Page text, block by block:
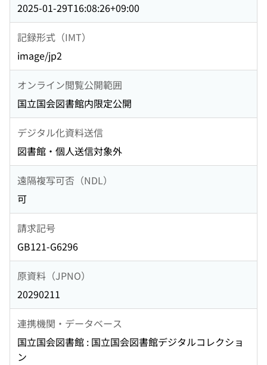
2025-01-29T16:08:26+09:00
記録形式（IMT）
image/jp2
オンライン閲覧公開範囲
国立国会図書館内限定公開
デジタル化資料送信
図書館・個人送信対象外
遠隔複写可否（NDL）
可
請求記号
GB121-G6296
原資料（JPNO）
20290211
連携機関・データベース
国立国会図書館 : 国立国会図書館デジタルコレクショ
ン